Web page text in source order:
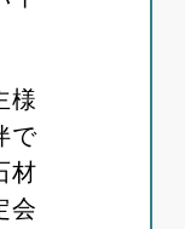
様
で
材
会